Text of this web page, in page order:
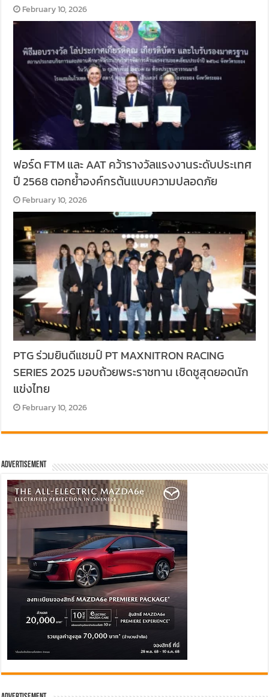
February 10, 2026
ฟอร์ด FTM และ AAT คว้ารางวัลแรงงานระดับประเทศ
ปี 2568 ตอกย้ำองค์กรต้นแบบความปลอดภัย
February 10, 2026
PTG ร่วมยินดีแชมป์ PT MAXNITRON RACING
SERIES 2025 มอบถ้วยพระราชทาน เชิดชูสุดยอดนัก
แข่งไทย
February 10, 2026
Advertisement